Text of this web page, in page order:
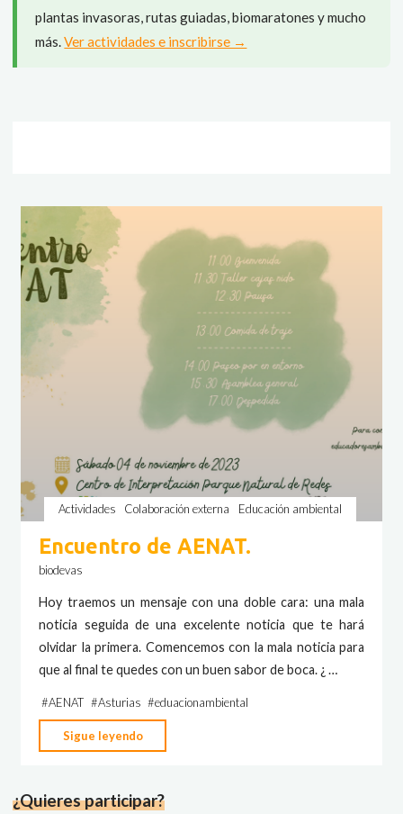
plantas invasoras, rutas guiadas, biomaratones y mucho
más.Ver actividades e inscribirse →
Actividades Colaboración externa Educación ambiental
Encuentro de AENAT.
biodevas
Hoy traemos un mensaje con una doble cara: una mala
noticia seguida de una excelente noticia que te hará
olvidar la primera. Comencemos con la mala noticia para
que al final te quedes con un buen sabor de boca. ¿ …
#AENAT #Asturias #eduacionambiental
Sigue leyendo
de
¿Quieres participar?